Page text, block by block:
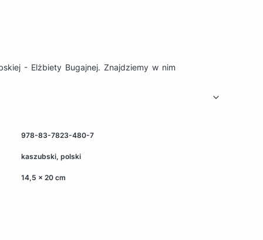
- Elżbiety Bugajnej. Znajdziemy w nim
978-83-7823-480-7
kaszubski, polski
14,5 x 20 cm